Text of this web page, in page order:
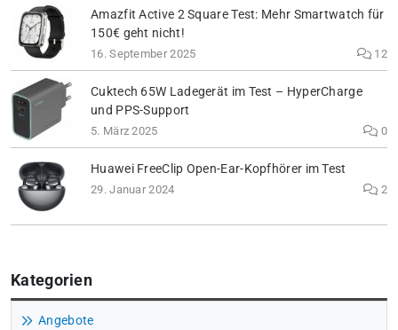
Amazfit Active 2 Square Test: Mehr Smartwatch für
150€ geht nicht!
16. September 2025 12
Cuktech 65W Ladegerät im Test – HyperCharge
und PPS-Support
5. März 2025 0
Huawei FreeClip Open-Ear-Kopfhörer im Test
29. Januar 2024 2
Kategorien
Angebote